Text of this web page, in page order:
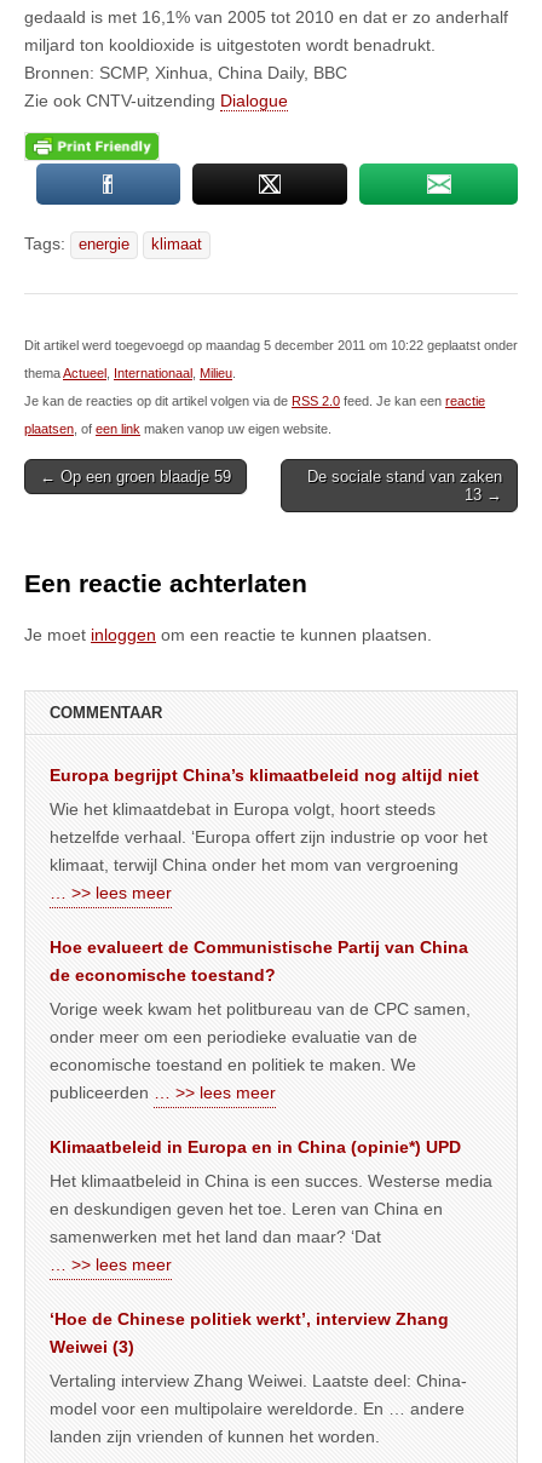
gedaald is met 16,1% van 2005 tot 2010 en dat er zo anderhalf
miljard ton kooldioxide is uitgestoten wordt benadrukt.
Bronnen: SCMP, Xinhua, China Daily, BBC
Zie ook CNTV-uitzending Dialogue
Tags: energie klimaat
Dit artikel werd toegevoegd op maandag 5 december 2011 om 10:22 geplaatst onder
themaActueel Internationaal Milieu
Je kan de reacties op dit artikel volgen via de RSS 2.0 feed. Je kan een reactie
plaatsen , of een link maken vanop uw eigen website.
Post
← Op een groen blaadje 59
De sociale stand van zaken
13 →
Een reactie achterlaten
Je moet inloggen om een reactie te kunnen plaatsen.
COMMENTAAR
Europa begrijpt China’s klimaatbeleid nog altijd niet
Wie het klimaatdebat in Europa volgt, hoort steeds
hetzelfde verhaal. ‘Europa offert zijn industrie op voor het
klimaat, terwijl China onder het mom van vergroening
… >> lees meer
Hoe evalueert de Communistische Partij van China
de economische toestand?
Vorige week kwam het politbureau van de CPC samen,
onder meer om een periodieke evaluatie van de
economische toestand en politiek te maken. We
publiceerden
… >> lees meer
Klimaatbeleid in Europa en in China (opinie*) UPD
Het klimaatbeleid in China is een succes. Westerse media
en deskundigen geven het toe. Leren van China en
samenwerken met het land dan maar? ‘Dat
… >> lees meer
‘Hoe de Chinese politiek werkt’, interview Zhang
Weiwei (3)
Vertaling interview Zhang Weiwei. Laatste deel: China-
model voor een multipolaire wereldorde. En … andere
landen zijn vrienden of kunnen het worden.